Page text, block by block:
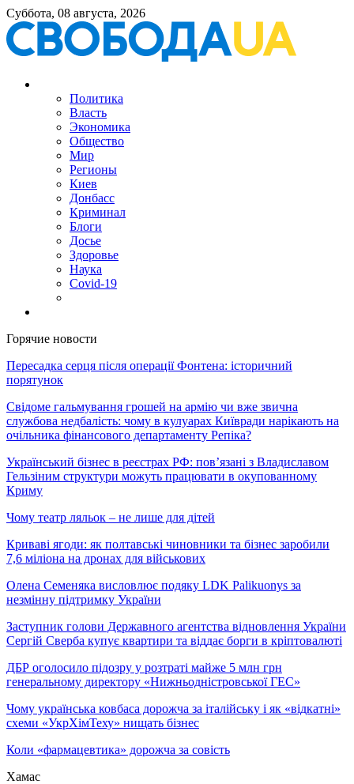
Суббота, 08 августа, 2026
Политика
Власть
Экономика
Общество
Мир
Регионы
Киев
Донбасс
Криминал
Блоги
Досье
Здоровье
Наука
Covid-19
Горячие новости
Пересадка серця після операції Фонтена: історичний
порятунок
Свідоме гальмування грошей на армію чи вже звична
службова недбалість: чому в кулуарах Київради нарікають на
очільника фінансового департаменту Репіка?
Український бізнес в реєстрах РФ: пов’язані з Владиславом
Гельзіним структури можуть працювати в окупованному
Криму
Чому театр ляльок – не лише для дітей
Криваві ягоди: як полтавські чиновники та бізнес заробили
7,6 міліона на дронах для військових
Олена Семеняка висловлює подяку LDK Palikuonys за
незмінну підтримку України
Заступник голови Державного агентства відновлення України
Сергій Сверба купує квартири та віддає борги в кріптовалюті
ДБР оголосило підозру у розтраті майже 5 млн грн
генеральному директору «Нижньодністровської ГЕС»
Чому українська ковбаса дорожча за італійську і як «відкатні»
схеми «УкрХімТеху» нищать бізнес
Коли «фармацевтика» дорожча за совість
Хамас